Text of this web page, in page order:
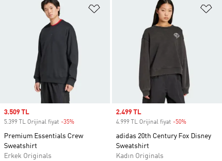
Favori Listesine Ekle
Sale price
3.509 TL
5.399 TL Orijinal fiyat -35%
Premium Essentials Crew
Sweatshirt
Erkek Originals
Sale price
2.499 TL
4.999 TL Orijinal fiyat -50%
adidas 20th Century Fox Disney
Sweatshirt
Kadın Originals